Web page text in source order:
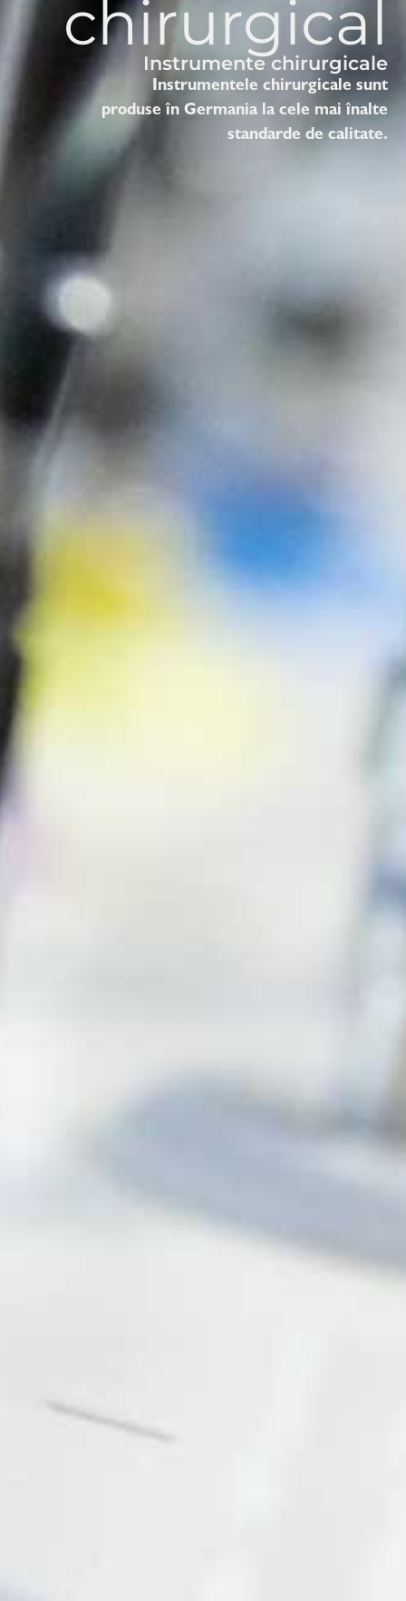
chirurgical
Instrumente chirurgicale
Instrumentele chirurgicale sunt
produse în Germania la cele mai înalte
standarde de calitate.